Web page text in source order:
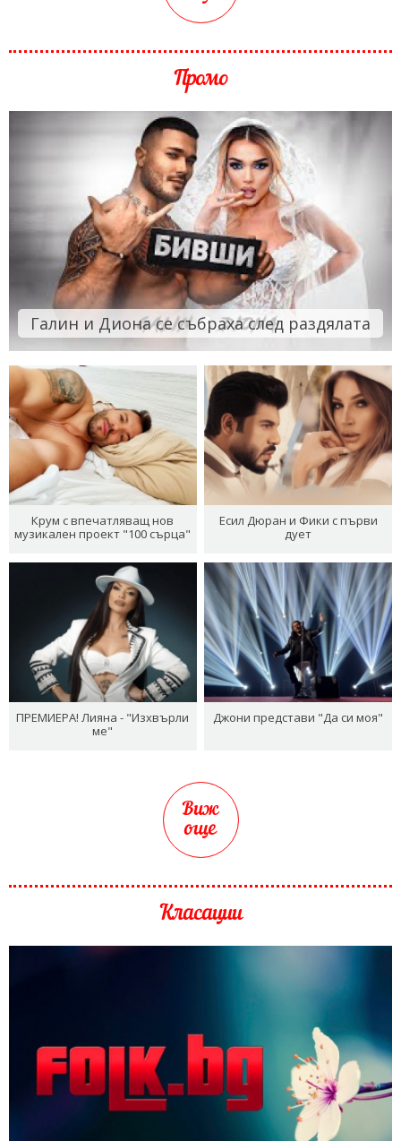
Промо
Галин и Диона се събраха след раздялата
Крум с впечатляващ нов
музикален проект "100 сърца"
Есил Дюран и Фики с първи
дует
ПРЕМИЕРА! Лияна - "Изхвърли
ме"
Джони представи "Да си моя"
Виж
още
Класации